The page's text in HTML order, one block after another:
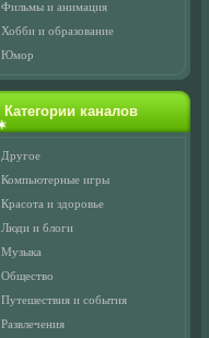
Фильмы и анимация
Хобби и образование
Юмор
Категории каналов
Другое
Компьютерные игры
Красота и здоровье
Люди и блоги
Музыка
Общество
Путешествия и события
Развлечения